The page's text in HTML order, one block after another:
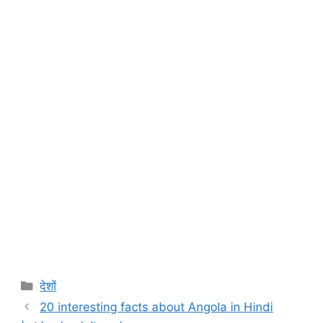
Categories
देशों
20 interesting facts about Angola in Hindi